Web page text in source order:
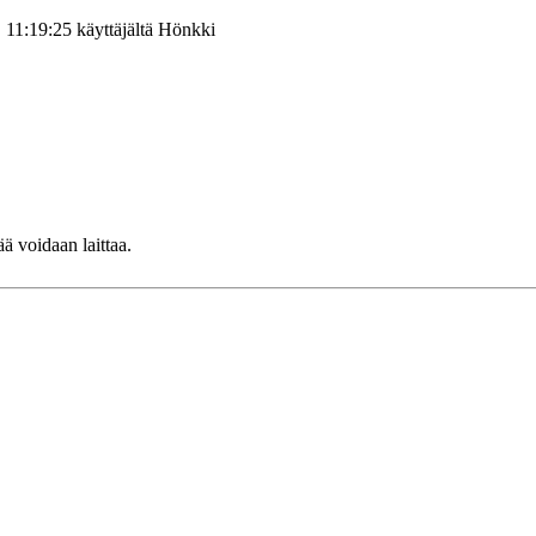
11:19:25 käyttäjältä Hönkki
voidaan laittaa.